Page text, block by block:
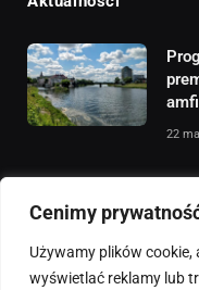
Cenimy
Używamy plików
wyświetlać reklamy lub
22